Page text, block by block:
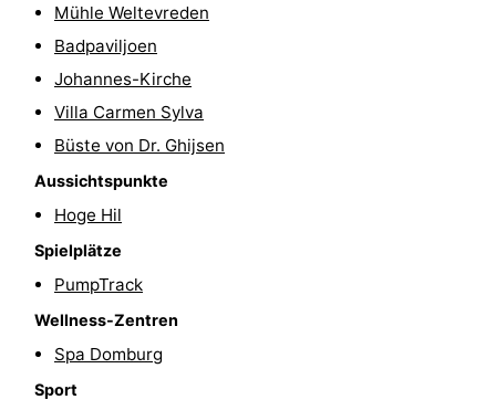
Toorop
und
Veranstaltungen
Praktisch
Forum
Route
Mühle Weltevreden
Badpaviljoen
Johannes-Kirche
Villa Carmen Sylva
Büste von Dr. Ghijsen
Aussichtspunkte
Hoge Hil
Spielplätze
PumpTrack
Wellness-Zentren
Spa Domburg
Sport